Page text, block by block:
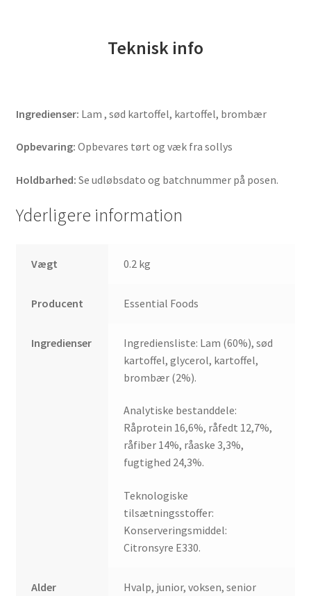
Teknisk info
Ingredienser: Lam , sød kartoffel, kartoffel, brombær
Opbevaring: Opbevares tørt og væk fra sollys
Holdbarhed: Se udløbsdato og batchnummer på posen.
Yderligere information
Vægt 0.2 kg
Producent Essential Foods
Ingredienser
Ingrediensliste: Lam (60%), sød
kartoffel, glycerol, kartoffel,
brombær (2%).
Analytiske bestanddele:
Råprotein 16,6%, råfedt 12,7%,
råfiber 14%, råaske 3,3%,
fugtighed 24,3%.
Teknologiske
tilsætningsstoffer:
Konserveringsmiddel:
Citronsyre E330.
Alder Hvalp, junior, voksen, senior